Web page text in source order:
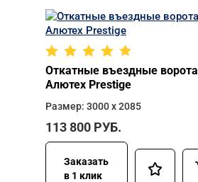
Откатные въездные ворота
Алютех Prestige
Размер: 3000 х 2085
113 800 РУБ.
Заказать
в 1 клик